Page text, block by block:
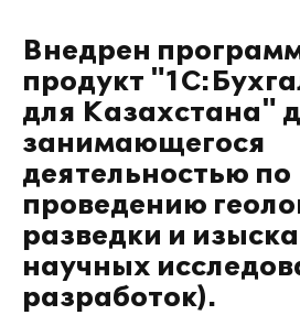
Внедрен
продукт
для Казахстана"
занимающегося
деятельностью по
проведению
разведки и
научных
разработок).